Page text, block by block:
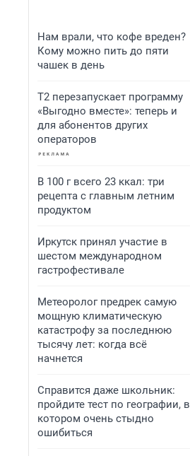
Нам врали, что кофе вреден?
Кому можно пить до пяти
чашек в день
Т2 перезапускает программу
«Выгодно вместе»: теперь и
для абонентов других
операторов
В 100 г всего 23 ккал: три
рецепта с главным летним
продуктом
Иркутск принял участие в
шестом международном
гастрофестивале
Метеоролог предрек самую
мощную климатическую
катастрофу за последнюю
тысячу лет: когда всё
начнется
Справится даже школьник:
пройдите тест по географии, в
котором очень стыдно
ошибиться